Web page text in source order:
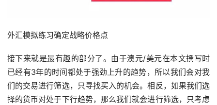
外汇模拟练习确定战略价格点
接下来就是最有趣的部分了。由于澳元/美元在本文撰写时
已经有3年的时间都处于强劲上升的趋势，所以我们会对我
们的交易进行筛选，只寻找买入的机会。相反，如果我们选
择的货币对处于下行趋势，那么我们就会进行筛选，只考虑